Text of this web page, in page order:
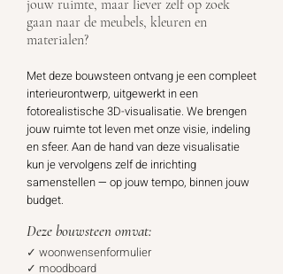
jouw ruimte, maar liever zelf op zoek
gaan naar de meubels, kleuren en
materialen?
Met deze bouwsteen ontvang je een compleet
interieurontwerp, uitgewerkt in een
fotorealistische 3D-visualisatie. We brengen
jouw ruimte tot leven met onze visie, indeling
en sfeer. Aan de hand van deze visualisatie
kun je vervolgens zelf de inrichting
samenstellen— op jouw tempo, binnen jouw
budget.
Deze bouwsteen omvat:
✓ woonwensenformulier
✓ moodboard